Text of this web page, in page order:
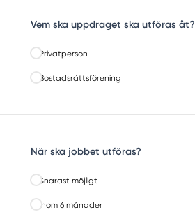
Vem ska uppdraget ska utföras åt?
Privatperson
Bostadsrättsförening
När ska jobbet utföras?
Snarast möjligt
Inom 6 månader